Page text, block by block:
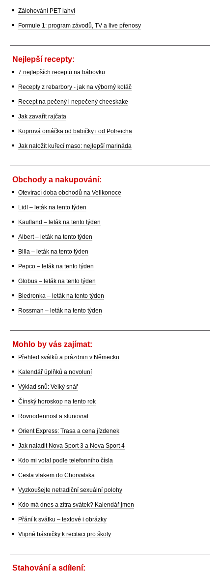
Zálohování PET lahví
Formule 1: program závodů, TV a live přenosy
Nejlepší recepty:
7 nejlepších receptů na bábovku
Recepty z rebarbory - jak na výborný koláč
Recept na pečený i nepečený cheeskake
Jak zavařit rajčata
Koprová omáčka od babičky i od Polreicha
Jak naložit kuřecí maso: nejlepší marináda
Obchody a nakupování:
Otevírací doba obchodů na Velikonoce
Lidl – leták na tento týden
Kaufland – leták na tento týden
Albert – leták na tento týden
Billa – leták na tento týden
Pepco – leták na tento týden
Globus – leták na tento týden
Biedronka – leták na tento týden
Rossman – leták na tento týden
Mohlo by vás zajímat:
Přehled svátků a prázdnin v Německu
Kalendář úplňků a novoluní
Výklad snů: Velký snář
Čínský horoskop na tento rok
Rovnodennost a slunovrat
Orient Express: Trasa a cena jízdenek
Jak naladit Nova Sport 3 a Nova Sport 4
Kdo mi volal podle telefonního čísla
Cesta vlakem do Chorvatska
Vyzkoušejte netradiční sexuální polohy
Kdo má dnes a zítra svátek? Kalendář jmen
Přání k svátku – textové i obrázky
Vtipné básničky k recitaci pro školy
Stahování a sdílení: